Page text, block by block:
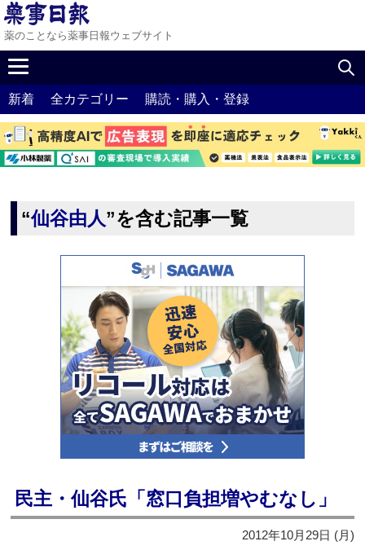
薬のことなら薬事日報ウェブサイト
新着 全カテゴリー 購読・購入・登録
“仙谷由人”を含む記事一覧
民主・仙谷氏「窓口負担増やむなし」
2012年10月29日 (月)